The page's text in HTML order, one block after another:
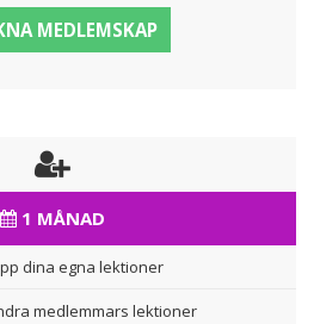
MEDLEMSKAP
1 MÅNAD
dina egna lektioner
medlemmars lektioner